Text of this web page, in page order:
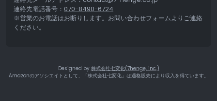
連絡先電話番号： 070-8490-6724
※営業のお電話はお断りします。お問い合わせフォームよりご連絡
ください。
Designed by 株式会社七変化(7henge, inc.)
Amazonのアソシエイトとして、「株式会社七変化」は適格販売により収入を得ています。